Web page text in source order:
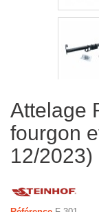
Attelage
fourgon
12/2023)